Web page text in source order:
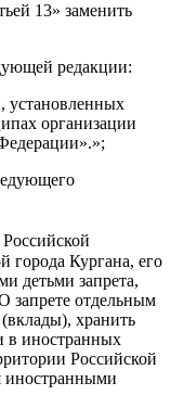
13» заменить
редакции:
установленных
организации
города Кургана, его
детьми запрета,
запрете отдельным
хранить
в иностранных
Российской
иностранными